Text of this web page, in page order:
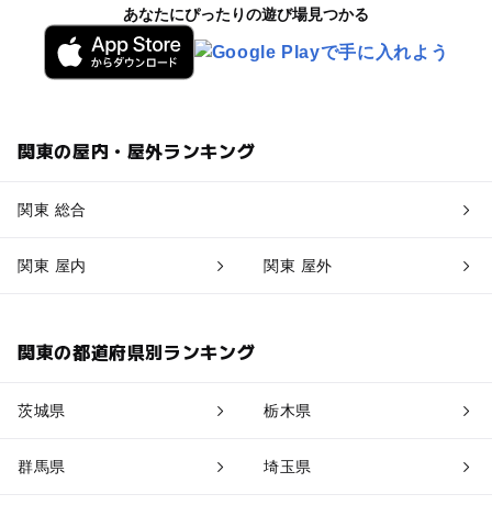
あなたにぴったりの遊び場見つかる
関東の屋内・屋外ランキング
関東 総合
関東 屋内 関東 屋外
関東の都道府県別ランキング
茨城県 栃木県
群馬県 埼玉県